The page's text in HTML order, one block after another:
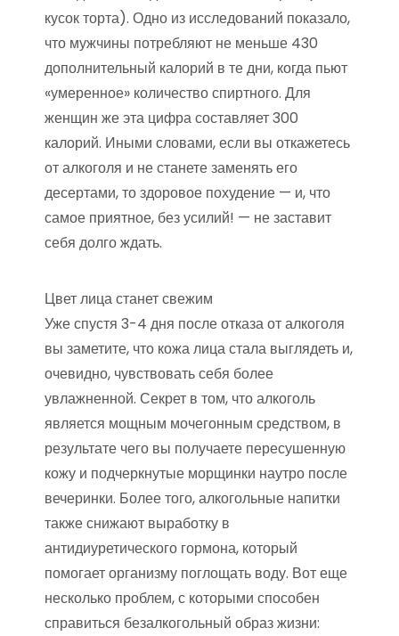
кусок торта). Одно из исследований показало,
что мужчины потребляют не меньше 430
дополнительный калорий в те дни, когда пьют
«умеренное» количество спиртного. Для
женщин же эта цифра составляет 300
калорий. Иными словами, если вы откажетесь
от алкоголя и не станете заменять его
десертами, то здоровое похудение — и, что
самое приятное, без усилий! — не заставит
себя долго ждать.
Цвет лица станет свежим
Уже спустя 3-4 дня после отказа от алкоголя
вы заметите, что кожа лица стала выглядеть и,
очевидно, чувствовать себя более
увлажненной. Секрет в том, что алкоголь
является мощным мочегонным средством, в
результате чего вы получаете пересушенную
кожу и подчеркнутые морщинки наутро после
вечеринки. Более того, алкогольные напитки
также снижают выработку в
антидиуретического гормона, который
помогает организму поглощать воду. Вот еще
несколько проблем, с которыми способен
справиться безалкогольный образ жизни: